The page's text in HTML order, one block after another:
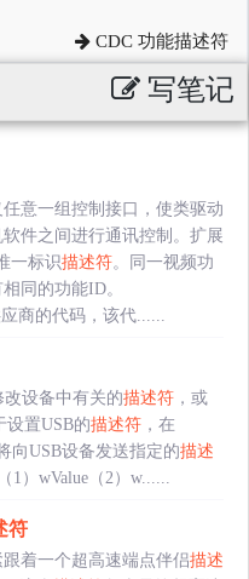
CDC 功能描述符
写笔记
意一组控制接口，使类驱动
件之间进行通讯控制。扩展
一标识描述符。同一视频功
同的功能ID。
应商的代码，该代......
改设备中有关的描述符 ，或
设置USB的描述符 ，在
向USB设备发送指定的描述
1）wValue（2）w......
符
着一个超高速端点伴侣描述